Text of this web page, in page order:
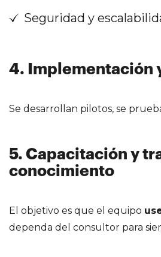
Seguridad y
4. Implementación
Se desarrollan pilotos, se
5. Capacitación y
conocimiento
El objetivo es que el equipo
dependa del consultor para